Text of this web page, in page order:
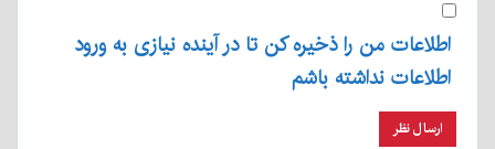
اطلاعات من را ذخیره کن تا در آینده نیازی به ورود
اطلاعات نداشته باشم